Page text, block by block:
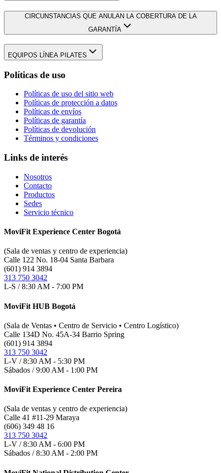
CIRCUNSTANCIAS QUE ANULAN LA COBERTURA DE LA
GARANTÍA
EQUIPOS LÍNEA PILATES
Políticas de uso
Políticas de uso del sitio web
Políticas de protección a datos
Políticas de envíos
Políticas de garantía
Políticas de devolución
Términos y condiciones
Links de interés
Nosotros
Contacto
Productos
Sedes
Servicio técnico
MoviFit Experience Center Bogotá
(Sala de ventas y centro de experiencia)
Calle 122 No. 18-04 Santa Barbara
(601) 914 3894
313 750 3042
L-S / 8:30 AM - 7:00 PM
MoviFit HUB Bogotá
(Sala de Ventas • Centro de Servicio • Centro Logístico)
Calle 134D No. 45A-34 Barrio Spring
(601) 914 3894
313 750 3042
L-V / 8:30 AM - 5:30 PM
Sábados / 9:00 AM - 1:00 PM
MoviFit Experience Center Pereira
(Sala de ventas y centro de experiencia)
Calle 41 #11-29 Maraya
(606) 349 48 16
313 750 3042
L-V / 8:30 AM - 6:00 PM
Sábados / 8:30 AM - 2:00 PM